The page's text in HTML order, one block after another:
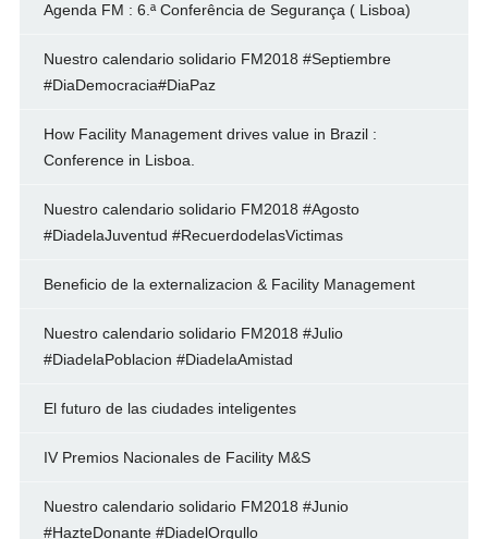
Agenda FM : 6.ª Conferência de Segurança ( Lisboa)
Nuestro calendario solidario FM2018 #Septiembre
#DiaDemocracia#DiaPaz
How Facility Management drives value in Brazil :
Conference in Lisboa.
Nuestro calendario solidario FM2018 #Agosto
#DiadelaJuventud #RecuerdodelasVictimas
Beneficio de la externalizacion & Facility Management
Nuestro calendario solidario FM2018 #Julio
#DiadelaPoblacion #DiadelaAmistad
El futuro de las ciudades inteligentes
IV Premios Nacionales de Facility M&S
Nuestro calendario solidario FM2018 #Junio
#HazteDonante #DiadelOrgullo